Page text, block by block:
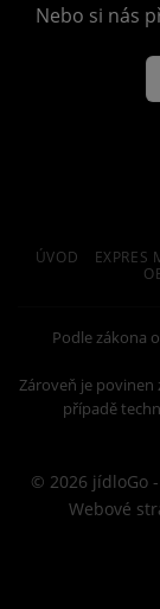
Nebo si nás
ÚVOD EXPRES
Podle zákona
Zároveň je
případě
© 2026 jídloGo
Webové